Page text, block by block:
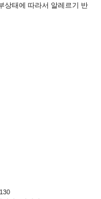
상태에 따라서 알레르기 반